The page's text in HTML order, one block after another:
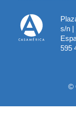
s/n |
595
©